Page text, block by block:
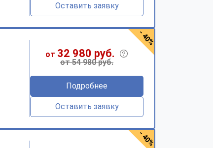
Оставить заявку
от 32 980 руб.
от 54 980 руб.
Подробнее
Оставить заявку
- 40%
- 40%